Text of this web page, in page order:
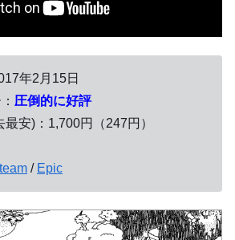
年2月15日
圧倒的に好評
最安)：1,700円（247円）
/ Epic